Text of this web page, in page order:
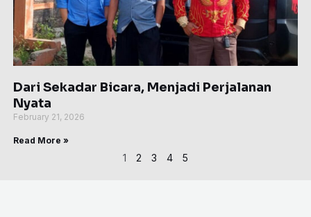
Dari Sekadar Bicara, Menjadi Perjalanan
Nyata
February 21, 2026
Read More »
1 2 3 4 5